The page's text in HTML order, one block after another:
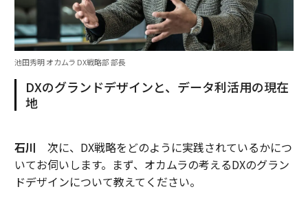
池田秀明 オカムラ DX戦略部 部長
DXのグランドデザインと、データ利活用の現在
地
石川 次に、DX戦略をどのように実践されているかにつ
いてお伺いします。まず、オカムラの考えるDXのグラン
ドデザインについて教えてください。